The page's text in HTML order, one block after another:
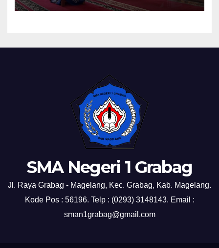
SMA Negeri 1 Grabag
Jl. Raya Grabag - Magelang, Kec. Grabag, Kab. Magelang.
Kode Pos : 56196. Telp : (0293) 3148143. Email :
sman1grabag@gmail.com